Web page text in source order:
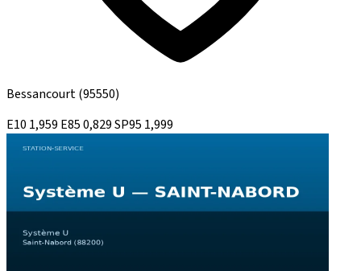
Bessancourt(95550)
E10 1,959 E850,829SP95 1,999